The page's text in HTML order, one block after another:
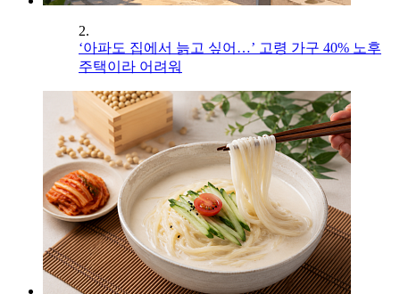
2.
‘아파도 집에서 늙고 싶어…’ 고령 가구 40% 노후
주택이라 어려워